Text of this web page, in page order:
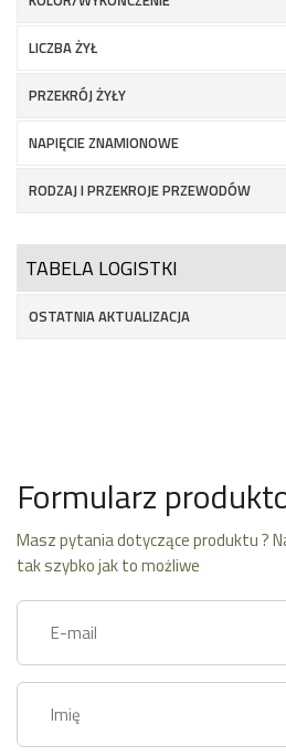
LICZBA ŻYŁ
PRZEKRÓJ ŻYŁY
NAPIĘCIE ZNAMIONOWE
RODZAJ I PRZEKROJE PRZEWODÓW
TABELA LOGISTKI
OSTATNIA AKTUALIZACJA
Formularz
Masz pytania dotyczące produktu ?
tak szybko jak to możliwe